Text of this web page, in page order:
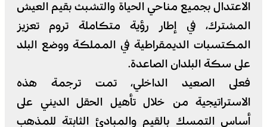
الاعتدال بجميع مناحي الحياة والتشبث بقيم العيش
المشترك، في إطار رؤية متكاملة تروم تعزيز
المكتسبات الديمقراطية في المملكة ووضع البلد
على سكة البلدان الصاعدة.
فعلى الصعيد الداخلي، تمت ترجمة هذه
الاستراتيجية من خلال تأهيل الحقل الديني على
أساس التمسك بالقيم والمبادئ الثابتة للمذهب